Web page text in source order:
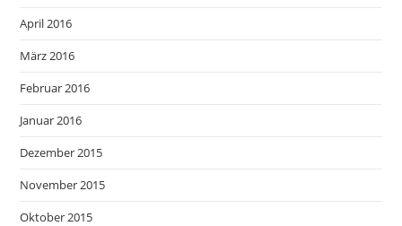
April 2016
März 2016
Februar 2016
Januar 2016
Dezember 2015
November 2015
Oktober 2015